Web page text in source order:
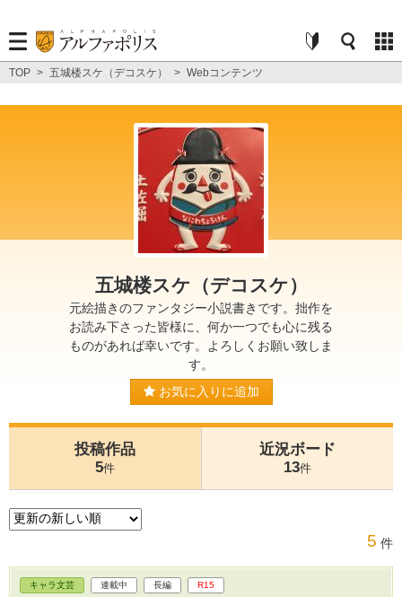
TOP > 五城楼スケ（デコスケ） > Webコンテンツ
五城楼スケ（デコスケ）
元絵描きのファンタジー小説書きです。拙作を
お読み下さった皆様に、何か一つでも心に残る
ものがあれば幸いです。よろしくお願い致しま
す。
お気に入りに追加
投稿作品
5件
近況ボード
13件
5 件
キャラ文芸 連載中 長編 R15